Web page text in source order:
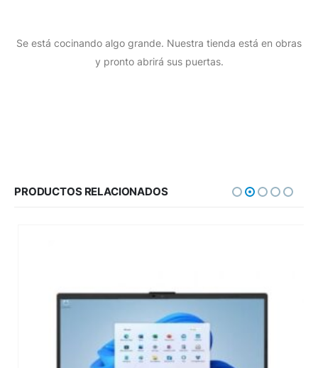
Se está cocinando algo grande. Nuestra tienda está en obras
y pronto abrirá sus puertas.
PRODUCTOS RELACIONADOS